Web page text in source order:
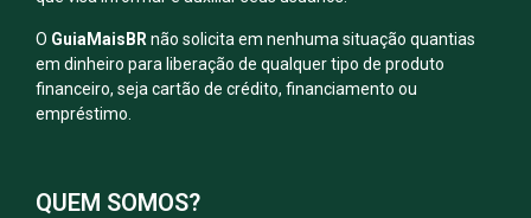
O GuiaMaisBR não solicita em nenhuma situação quantias
em dinheiro para liberação de qualquer tipo de produto
financeiro, seja cartão de crédito, financiamento ou
empréstimo.
QUEM SOMOS?